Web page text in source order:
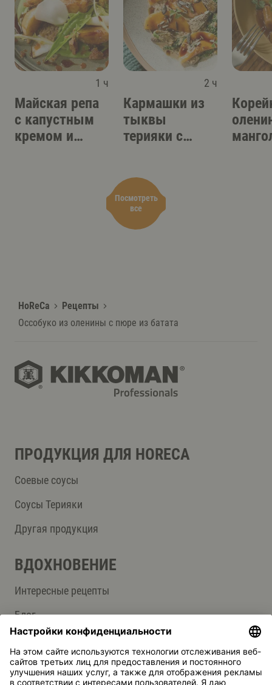
Посмотреть
все
1 ч
Майская репа
с капустным
кремом и
2 ч
Кармашки из
тыквы
терияки с
HoReCa
Рецепты
Оссобуко из оленины с пюре из батата
ПРОДУКЦИЯ ДЛЯ HORECA
Соевые соусы
Соусы Терияки
Другая продукция
ВДОХНОВЕНИЕ
Интересные рецепты
Блог
СЛУЖБА ПОДДЕРЖКИ
Контакты